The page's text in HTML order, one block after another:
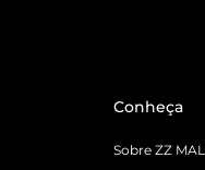
Conheça
Sobre ZZ